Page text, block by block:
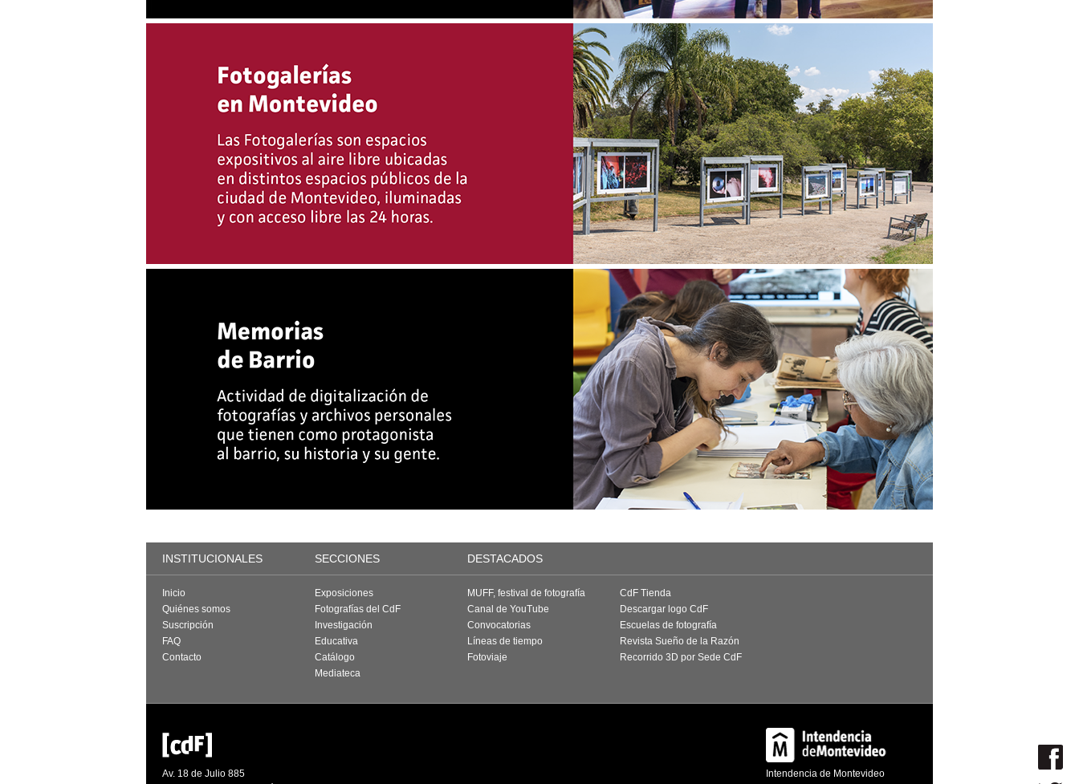
INSTITUCIONALES SECCIONES DESTACADOS
Inicio
Quiénes somos
Suscripción
FAQ
Contacto
Exposiciones
Fotografías del CdF
Investigación
Educativa
Catálogo
Mediateca
MUFF, festival de fotografía
Canal de YouTube
Convocatorias
Líneas de tiempo
Fotoviaje
CdF Tienda
Descargar logo CdF
Escuelas de fotografía
Revista Sueño de la Razón
Recorrido 3D por Sede CdF
Av. 18 de Julio 885
Intendencia de Montevideo